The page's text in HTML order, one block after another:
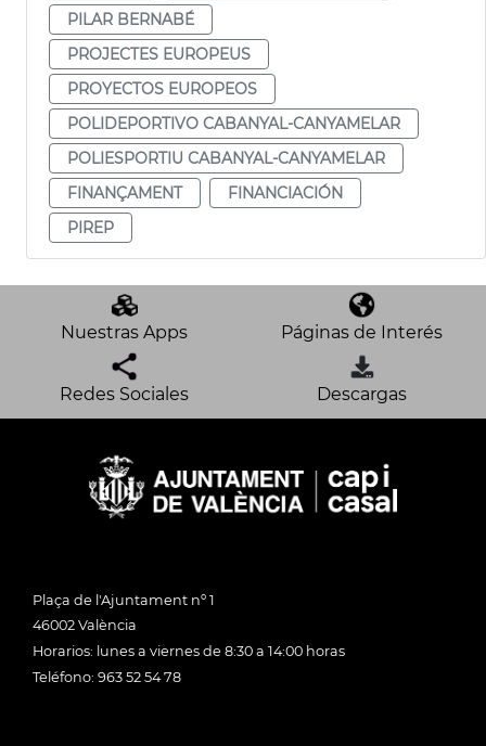
PILAR BERNABÉ
PROJECTES EUROPEUS
PROYECTOS EUROPEOS
POLIDEPORTIVO CABANYAL-CANYAMELAR
POLIESPORTIU CABANYAL-CANYAMELAR
FINANÇAMENT
FINANCIACIÓN
PIREP
Nuestras Apps Páginas de Interés
Redes Sociales Descargas
Plaça de l'Ajuntament nº 1
46002 València
Horarios: lunes a viernes de 8:30 a 14:00 horas
Teléfono: 963 52 54 78